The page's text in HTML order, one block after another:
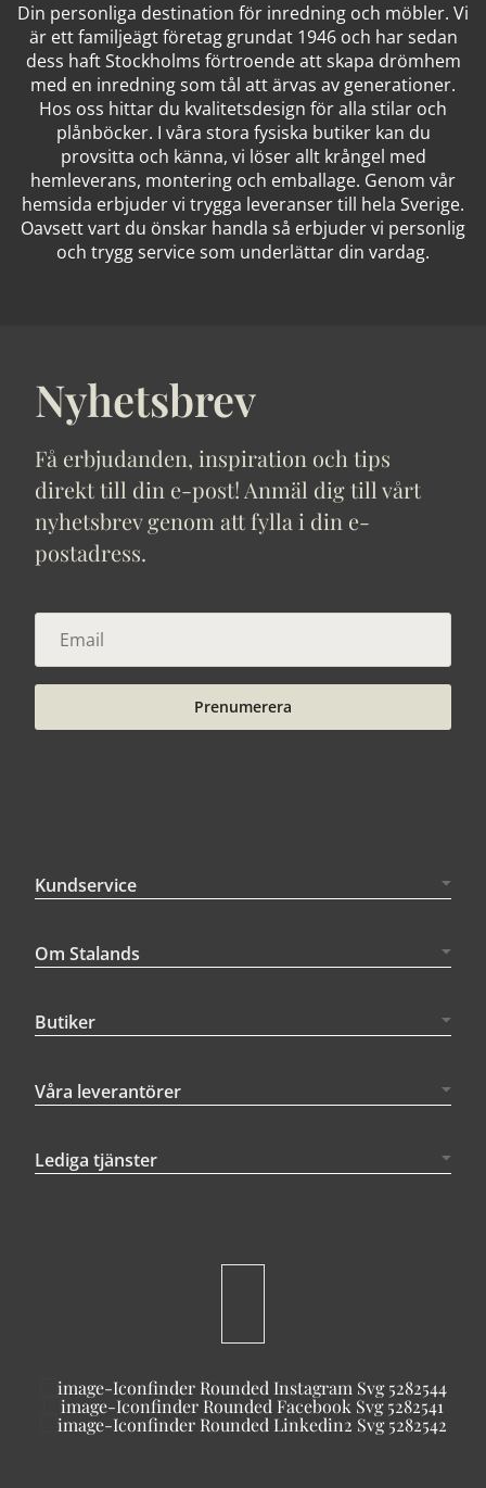
Din personliga destination för inredning och möbler. Vi
är ett familjeägt företag grundat 1946 och har sedan
dess haft Stockholms förtroende att skapa drömhem
med en inredning som tål att ärvas av generationer.
Hos oss hittar du kvalitetsdesign för alla stilar och
plånböcker. I våra stora fysiska butiker kan du
provsitta och känna, vi löser allt krångel med
hemleverans, montering och emballage. Genom vår
hemsida erbjuder vi trygga leveranser till hela Sverige.
Oavsett vart du önskar handla så erbjuder vi personlig
och trygg service som underlättar din vardag.
Nyhetsbrev
Få erbjudanden, inspiration och tips
direkt till din e-post! Anmäl dig till vårt
nyhetsbrev genom att fylla i din e-
postadress.
Prenumerera
Kundservice
Om Stalands
Butiker
Våra leverantörer
Lediga tjänster